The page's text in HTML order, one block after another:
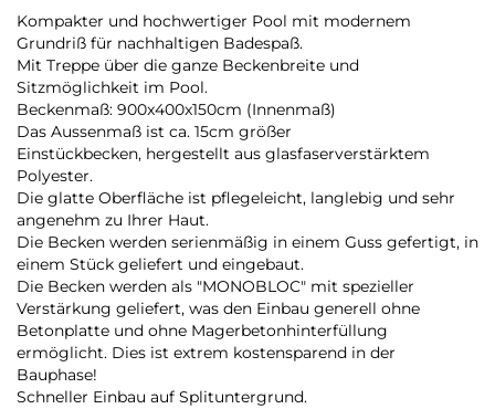
Kompakter und hochwertiger Pool mit modernem
Grundriß für nachhaltigen Badespaß.
Mit Treppe über die ganze Beckenbreite und
Sitzmöglichkeit im Pool.
Beckenmaß: 900x400x150cm (Innenmaß)
Das Aussenmaß ist ca. 15cm größer
Einstückbecken, hergestellt aus glasfaserverstärktem
Polyester.
Die glatte Oberfläche ist pflegeleicht, langlebig und sehr
angenehm zu Ihrer Haut.
Die Becken werden serienmäßig in einem Guss gefertigt, in
einem Stück geliefert und eingebaut.
Die Becken werden als "MONOBLOC" mit spezieller
Verstärkung geliefert, was den Einbau generell ohne
Betonplatte und ohne Magerbetonhinterfüllung
ermöglicht. Dies ist extrem kostensparend in der
Bauphase!
Schneller Einbau auf Splituntergrund.